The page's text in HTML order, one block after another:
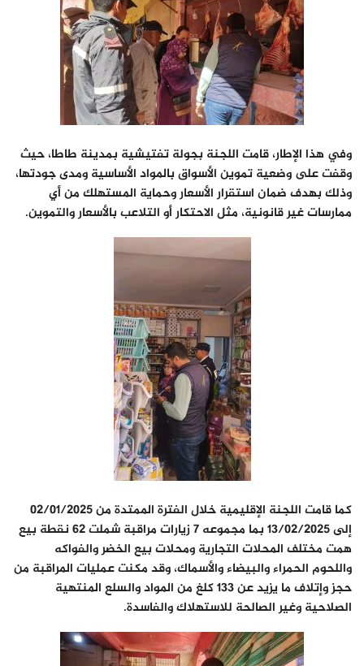
وفي هذا الإطار، قامت اللجنة بجولة تفتيشية بمدينة طاطا، حيث
وقفت على وضعية تموين الأسواق بالمواد الأساسية ومدى جودتها،
وذلك بهدف ضمان استقرار الأسعار وحماية المستهلك من أي
ممارسات غير قانونية، مثل الاحتكار أو التلاعب بالأسعار والتموين.
كما قامت اللجنة الإقليمية خلال الفترة الممتدة من 02/01/2025
إلى 13/02/2025 بما مجموعه 7 زيارات مراقبة شملت 62 نقطة بيع
همت مختلف المحلات التجارية ومحلات بيع الخضر والفواكه
واللحوم الحمراء والبيضاء والأسماك، وقد مكنت عمليات المراقبة من
حجز وإتلاف ما يزيد عن 133 كلغ من المواد والسلع المنتهية
الصلاحية وغير الصالحة للاستهلاك والفاسدة.